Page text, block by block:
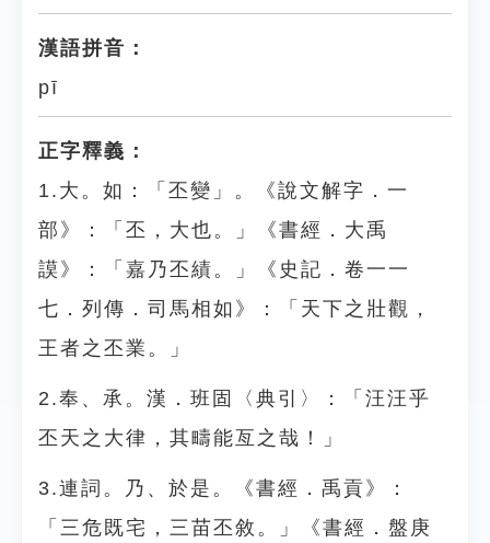
漢語拼音：
pī
正字釋義：
1.大。如：「丕變」。《說文解字．一
部》：「丕，大也。」《書經．大禹
謨》：「嘉乃丕績。」《史記．卷一一
七．列傳．司馬相如》：「天下之壯觀，
王者之丕業。」
2.奉、承。漢．班固〈典引〉：「汪汪乎
丕天之大律，其疇能亙之哉！」
3.連詞。乃、於是。《書經．禹貢》：
「三危既宅，三苗丕敘。」《書經．盤庚